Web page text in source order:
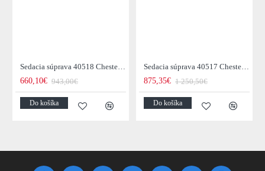
Sedacia súprava 40518 Chesterfield 2-sedenie Vintage Šedá Taupe
660,10€ 943,00€
Do košíka
Sedacia súprava 40517 Chesterfield 3-sedenie Vintage Šedá Taupe
875,35€ 1 250,50€
Do košíka